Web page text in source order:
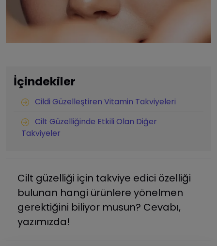
İçindekiler
Cildi Güzelleştiren Vitamin Takviyeleri
Cilt Güzelliğinde Etkili Olan Diğer
Takviyeler
Cilt güzelliği için takviye edici özelliği
bulunan hangi ürünlere yönelmen
gerektiğini biliyor musun? Cevabı,
yazımızda!